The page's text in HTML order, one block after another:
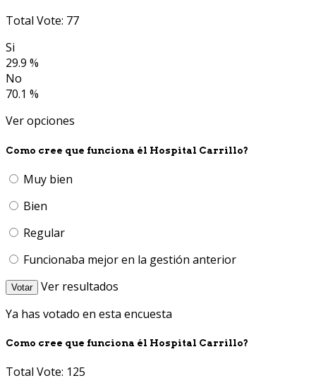
Total Vote: 77
Si
29.9 %
No
70.1 %
Ver opciones
Como cree que funciona él Hospital Carrillo?
Muy bien
Bien
Regular
Funcionaba mejor en la gestión anterior
Votar
Ver resultados
Ya has votado en esta encuesta
Como cree que funciona él Hospital Carrillo?
Total Vote: 125